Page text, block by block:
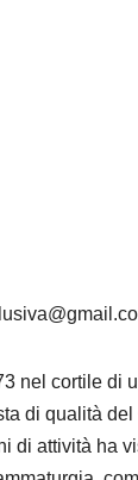
nel cortile di
di qualità del
di attività ha